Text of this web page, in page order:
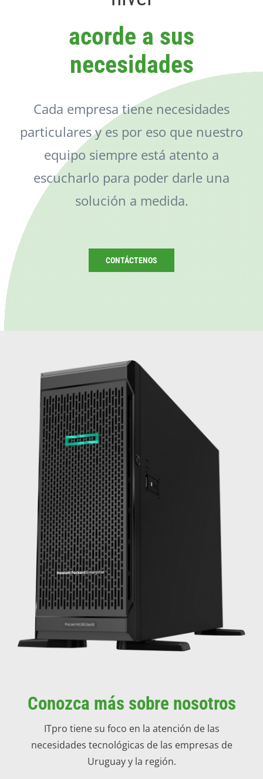
acorde a sus
necesidades
Cada empresa tiene necesidades
particulares y es por eso que nuestro
equipo siempre está atento a
escucharlo para poder darle una
solución a medida.
CONTÁCTENOS
Conozca más sobre nosotros
ITpro tiene su foco en la atención de las
necesidades tecnológicas de las empresas de
Uruguay y la región.